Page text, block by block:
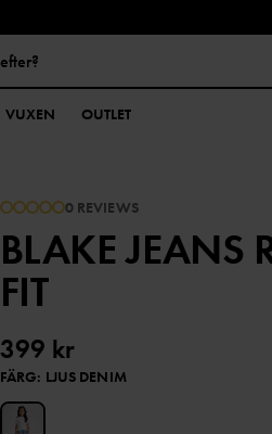
VUXEN OUTLET
0 REVIEWS
BLAKE JEANS
FIT
399 kr
FÄRG: LJUS DENIM